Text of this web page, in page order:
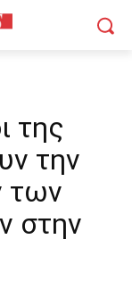
της
την
των
στην